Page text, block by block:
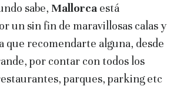
sabe, Mallorca está
un sin fin de maravillosas calas y
que recomendarte alguna, desde
por contar con todos los
parques, parking etc